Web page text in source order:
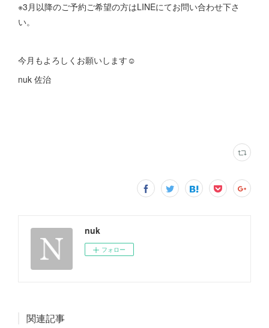
※3月以降のご予約ご希望の方はLINEにてお問い合わせ下さ
い。
今月もよろしくお願いします☺︎
nuk 佐治
nuk
フォロー
関連記事